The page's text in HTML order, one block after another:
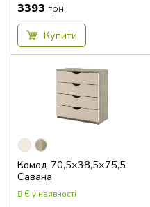
Оцінка
0.00
з
3393 грн
Купити
Комод 70,5×38,5×75,5
Савана
Є у наявності